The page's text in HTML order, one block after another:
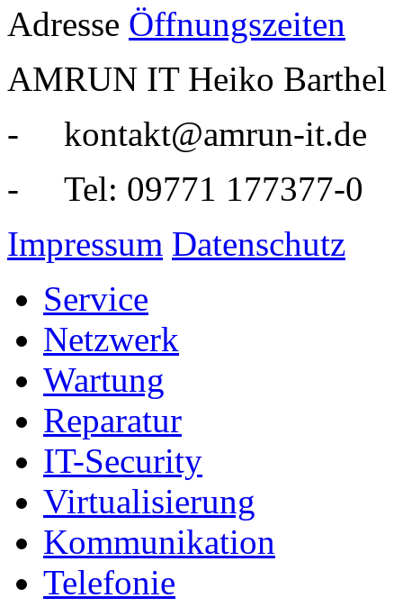
Adresse Öffnungszeiten
AMRUN IT Heiko Barthel
- kontakt@amrun-it.de
- Tel: 09771 177377-0
Impressum Datenschutz
Service
Netzwerk
Wartung
Reparatur
IT-Security
Virtualisierung
Kommunikation
Telefonie